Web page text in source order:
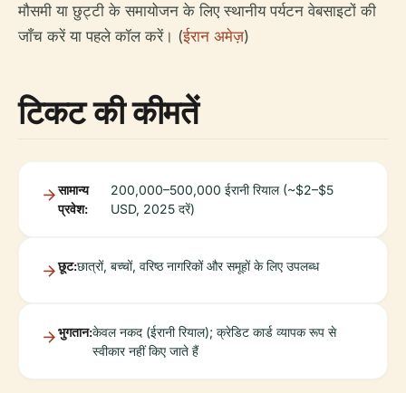
मौसमी या छुट्टी के समायोजन के लिए स्थानीय पर्यटन वेबसाइटों की
जाँच करें या पहले कॉल करें। (ईरान अमेज़)
टिकट की कीमतें
सामान्य
प्रवेश:
200,000–500,000 ईरानी रियाल (~$2–$5
USD, 2025 दरें)
छूट:छात्रों, बच्चों, वरिष्ठ नागरिकों और समूहों के लिए उपलब्ध
भुगतान:केवल नकद (ईरानी रियाल); क्रेडिट कार्ड व्यापक रूप से
स्वीकार नहीं किए जाते हैं